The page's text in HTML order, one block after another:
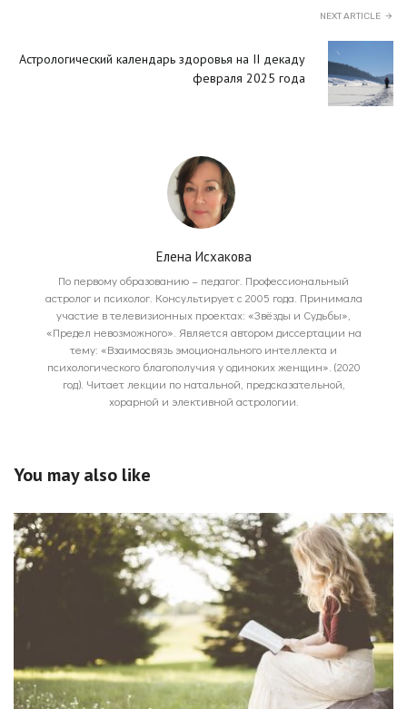
NEXT ARTICLE
Астрологический календарь здоровья на II декаду
февраля 2025 года
Елена Исхакова
По первому образованию – педагог. Профессиональный
астролог и психолог. Консультирует с 2005 года. Принимала
участие в телевизионных проектах: «Звёзды и Судьбы»,
«Предел невозможного». Является автором диссертации на
тему: «Взаимосвязь эмоционального интеллекта и
психологического благополучия у одиноких женщин». (2020
год). Читает лекции по натальной, предсказательной,
хорарной и элективной астрологии.
You may also like